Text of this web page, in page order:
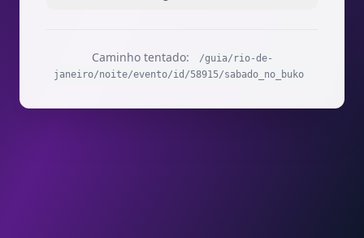
Caminho tentado:
/guia/rio-de-
janeiro/noite/evento/id/58915/sabado_no_buko